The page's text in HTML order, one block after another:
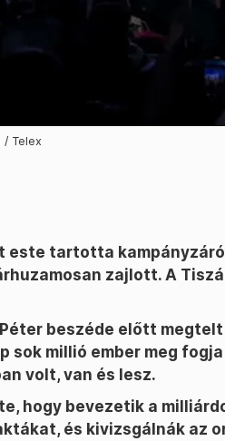
/ Telex
este tartotta
zajlott. A
beszéde előtt
sok millió ember meg
volt, van és lesz.
hogy bevezetik a
és kivizsgálnák az